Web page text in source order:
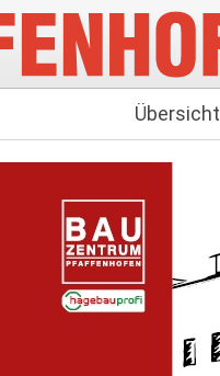
Übersicht